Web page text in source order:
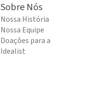
Sobre Nós
Nossa História
Nossa Equipe
Doações para a
Idealist